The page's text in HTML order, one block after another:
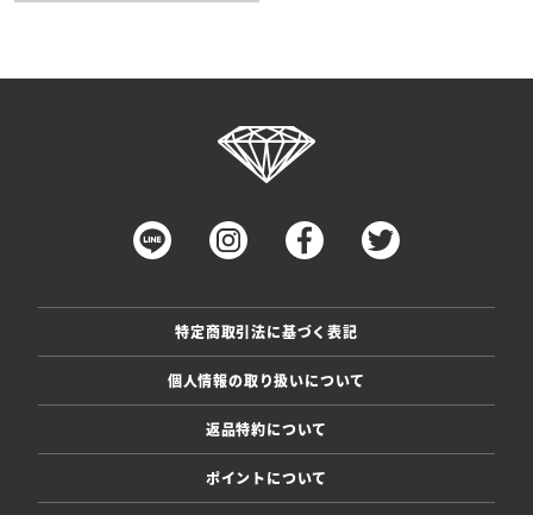
特定商取引法に基づく表記
個人情報の取り扱いについて
返品特約について
ポイントについて